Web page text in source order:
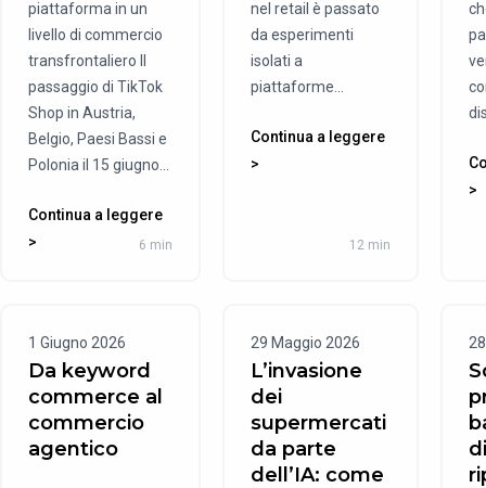
piattaforma in un
livello di commercio
transfrontaliero Il
passaggio di TikTok
Shop in Austria,
Belgio, Paesi Bassi e
Polonia il 15 giugno...
Continua a leggere
>
6 min
nel retail è passato
da esperimenti
isolati a
piattaforme...
Continua a leggere
>
12 min
>
1 Giugno 2026
Da keyword
commerce al
commercio
agentico
29 Maggio 2026
L’invasione
dei
supermercati
da parte
dell’IA: come